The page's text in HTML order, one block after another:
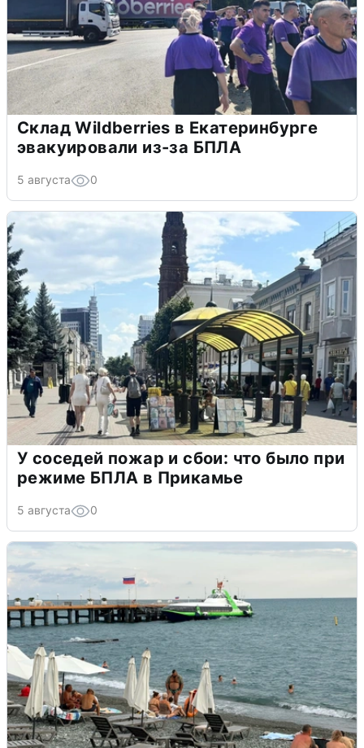
Склад Wildberries в Екатеринбурге
эвакуировали из-за БПЛА
5 августа 0
У соседей пожар и сбои: что было при
режиме БПЛА в Прикамье
5 августа 0